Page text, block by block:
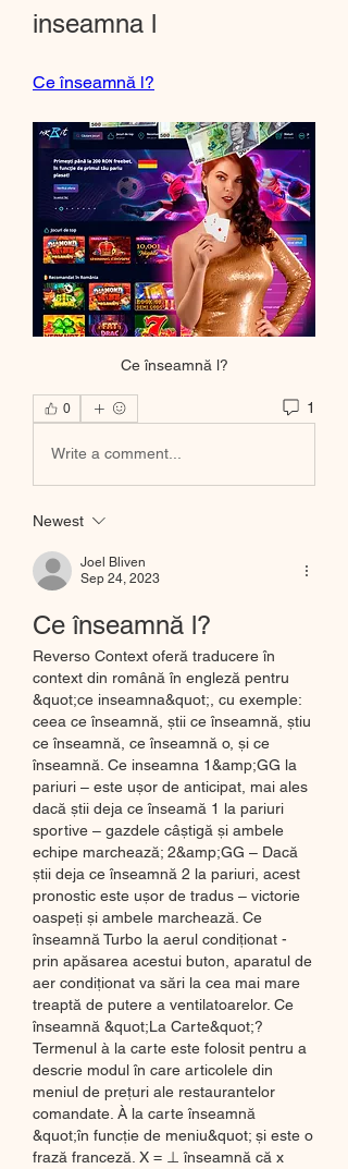
inseamna l
Ce înseamnă l?
Ce înseamnă l?
0 1
Write a comment...
Newest
Joel Bliven
Sep 24, 2023
Ce înseamnă l?
Reverso Context oferă traducere în
context din română în engleză pentru
&quot;ce inseamna&quot;, cu exemple:
ceea ce înseamnă, știi ce înseamnă, știu
ce înseamnă, ce înseamnă o, și ce
înseamnă. Ce inseamna 1&amp;GG la
pariuri – este ușor de anticipat, mai ales
dacă știi deja ce înseamă 1 la pariuri
sportive – gazdele câștigă și ambele
echipe marchează; 2&amp;GG – Dacă
știi deja ce înseamnă 2 la pariuri, acest
pronostic este ușor de tradus – victorie
oaspeți și ambele marchează. Ce
înseamnă Turbo la aerul condiționat -
prin apăsarea acestui buton, aparatul de
aer condiționat va sări la cea mai mare
treaptă de putere a ventilatoarelor. Ce
înseamnă &quot;La Carte&quot;?
Termenul à la carte este folosit pentru a
descrie modul în care articolele din
meniul de prețuri ale restaurantelor
comandate. À la carte înseamnă
&quot;în funcție de meniu&quot; și este o
frază franceză. X = ⊥ înseamnă că x